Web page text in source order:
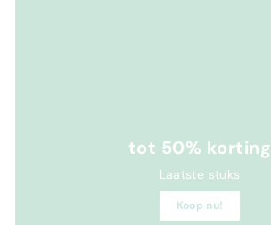
tot 50% korting
Laatste stuks
Koop nu!